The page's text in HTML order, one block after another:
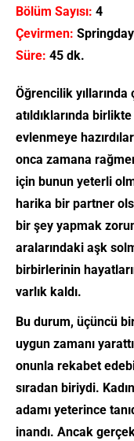
Bölüm Sayısı: 4
Çevirmen: Springday
Süre: 45 dk.
Öğrencilik yıllarında
atıldıklarında
evlenmeye
onca zamana
için bunun yeterli
harika bir partner
bir şey yapmak
aralarındaki aşk
birbirlerinin
varlık kaldı.
Bu durum, üçüncü
uygun zamanı
onunla rekabet
sıradan biriydi.
adamı yeterince
inandı. Ancak